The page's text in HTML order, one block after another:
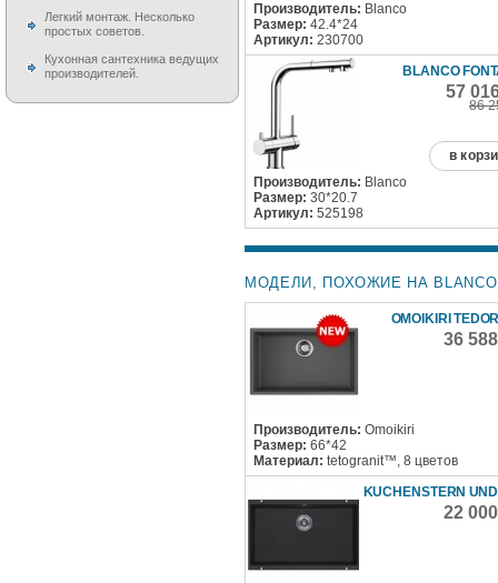
Производитель: Blanco
Размер: 42.4*24
Артикул: 230700
BLANCO
57
86
в
Производитель: Blanco
Размер: 30*20.7
Артикул: 525198
МОДЕЛИ, ПОХОЖИЕ НА BLANCO
OMOIKIRI
36
Производитель: Omoikiri
Размер: 66*42
Материал: tetogranit™, 8 цветов
KUCHENSTERN
22
Легкий монтаж. Несколько
простых советов.
Кухонная сантехника ведущих
производителей.